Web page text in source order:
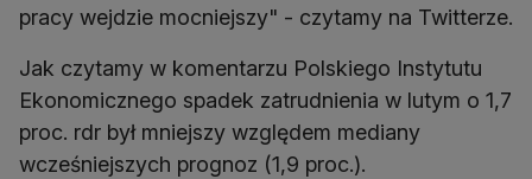
pracy wejdzie mocniejszy" - czytamy na Twitterze.
Jak czytamy w komentarzu Polskiego Instytutu
Ekonomicznego spadek zatrudnienia w lutym o 1,7
proc. rdr był mniejszy względem mediany
wcześniejszych prognoz (1,9 proc.).